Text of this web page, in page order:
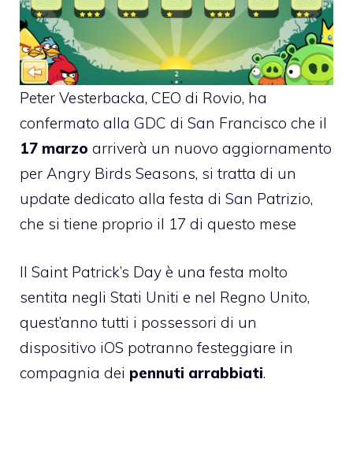
Peter Vesterbacka, CEO di Rovio, ha
confermato alla GDC di San Francisco che il
17 marzo arriverà un nuovo aggiornamento
per Angry Birds Seasons, si tratta di un
update dedicato alla festa di San Patrizio,
che si tiene proprio il 17 di questo mese
Il Saint Patrick’s Day è una festa molto
sentita negli Stati Uniti e nel Regno Unito,
quest’anno tutti i possessori di un
dispositivo iOS potranno festeggiare in
compagnia dei pennuti arrabbiati.